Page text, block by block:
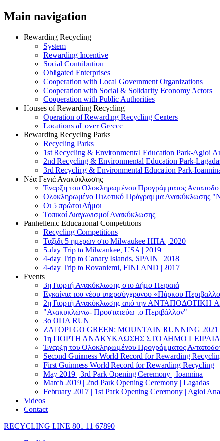
Main navigation
Rewarding Recycling
System
Rewarding Incentive
Social Contribution
Obligated Enterprises
Cooperation with Local Government Organizations
Cooperation with Social & Solidarity Economy Actors
Cooperation with Public Authorities
Houses of Rewarding Recycling
Operation of Rewarding Recycling Centers
Locations all over Greece
Rewarding Recycling Parks
Recycling Parks
1st Recycling & Environmental Education Park-Agioi
2nd Recycling & Environmental Education Park-
3rd Recycling & Environmental Education Park-
Νέα Γενιά Ανακύκλωσης
Έναρξη του Ολοκληρωμένου Προγράμματος
Ολοκληρωμένο Πιλοτικό Πρόγραμμα Ανακύκλωσης
Οι 5 πρώτοι Δήμοι
Τοπικοί Διαγωνισμοί Ανακύκλωσης
Panhellenic Educational Competitions
Recycling Competitions
Ταξίδι 5 ημερών στο Milwaukee HΠΑ | 2020
5-day Trip to Milwaukee, USA | 2019
4-day Trip to Canary Islands, SPAIN | 2018
4-day Trip to Rovaniemi, FINLAND | 2017
Events
3η Γιορτή Ανακύκλωσης στο Δήμο Πειραιά
Εγκαίνια του νέου υπερσύγχρονου «Πάρκου
2η Γιορτή Ανακύκλωσης από την ΑΝΤΑΠΟΔΟΤΙΚΗ
"Ανακυκλώνω- Προστατεύω το Περιβάλλον"
3o ΟΠΑ RUN
ZΑΓΟΡΙ GO GREEN: MOUNTAIN RUNNING 2021
1η ΓΙΟΡΤΗ ΑΝΑΚΥΚΛΩΣΗΣ ΣΤΟ ΔΗΜΟ ΠΕΙΡΑΙΑ
Έναρξη του Ολοκληρωμένου Προγράμματος
Second Guinness World Record for Rewarding
First Guinness World Record for Rewarding Recycling
May 2019 | 3rd Park Opening Ceremony | Ioannina
March 2019 | 2nd Park Opening Ceremony | Lagadas
February 2017 | 1st Park Opening Ceremony | Agioi
Videos
Contact
RECYCLING LINE 801 11 67890